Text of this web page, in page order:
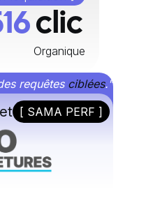
clic
Organique
requêtes ciblées."
[ SAMA PERF ]